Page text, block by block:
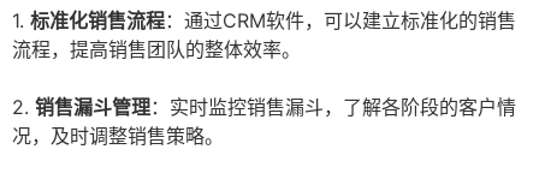
1. 标准化销售流程：通过CRM软件，可以建立标准化的销售
流程，提高销售团队的整体效率。
2. 销售漏斗管理：实时监控销售漏斗，了解各阶段的客户情
况，及时调整销售策略。